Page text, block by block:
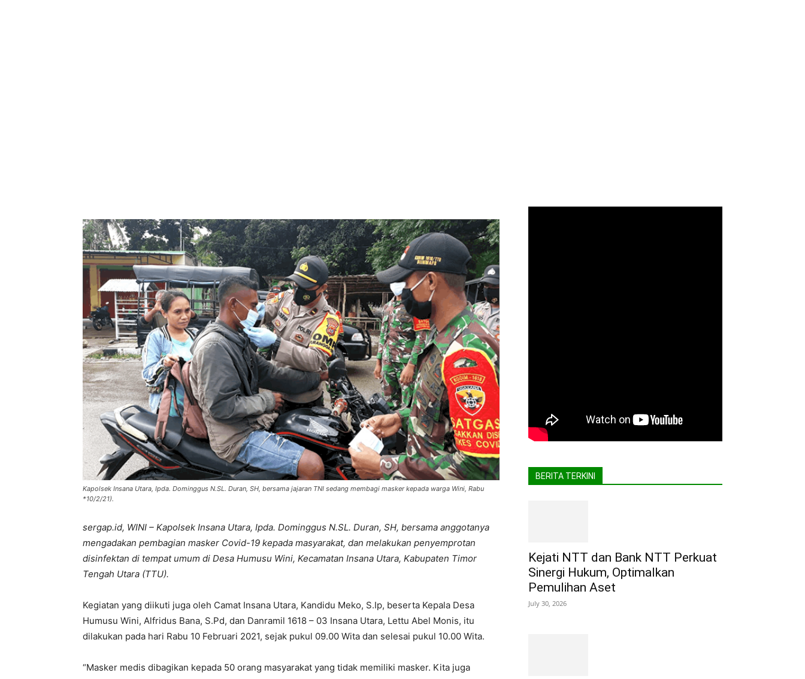
Kapolsek Insana Utara, Ipda. Dominggus N.SL. Duran, SH, bersama jajaran TNI sedang membagi masker kepada warga Wini, Rabu
*10/2/21).
sergap.id, WINI – Kapolsek Insana Utara, Ipda. Dominggus N.SL. Duran, SH, bersama anggotanya
mengadakan pembagian masker Covid-19 kepada masyarakat, dan melakukan penyemprotan
disinfektan di tempat umum di Desa Humusu Wini, Kecamatan Insana Utara, Kabupaten Timor
Tengah Utara (TTU).
Kegiatan yang diikuti juga oleh Camat Insana Utara, Kandidu Meko, S.Ip, beserta Kepala Desa
Humusu Wini, Alfridus Bana, S.Pd, dan Danramil 1618 – 03 Insana Utara, Lettu Abel Monis, itu
dilakukan pada hari Rabu 10 Februari 2021, sejak pukul 09.00 Wita dan selesai pukul 10.00 Wita.
“Masker medis dibagikan kepada 50 orang masyarakat yang tidak memiliki masker. Kita juga
BERITA TERKINI
Kejati NTT dan Bank NTT Perkuat
Sinergi Hukum, Optimalkan
Pemulihan Aset
July 30, 2026